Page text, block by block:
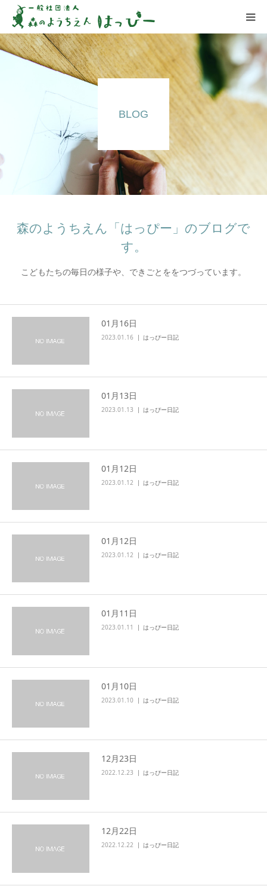
BLOG
森のようちえん「はっぴー」のブログで
す。
こどもたちの毎日の様子や、できごとををつづっています。
01月16日
2023.01.16 はっぴー日記
01月13日
2023.01.13 はっぴー日記
01月12日
2023.01.12 はっぴー日記
01月12日
2023.01.12 はっぴー日記
01月11日
2023.01.11 はっぴー日記
01月10日
2023.01.10 はっぴー日記
12月23日
2022.12.23 はっぴー日記
12月22日
2022.12.22 はっぴー日記
はっぴーについて
はっぴーの保育
お知らせ
ブログ
アクセス